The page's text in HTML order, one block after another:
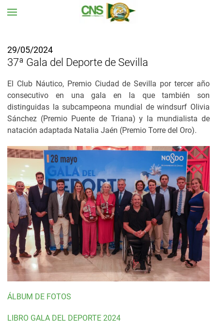
29/05/2024
37ª Gala del Deporte de Sevilla
El Club Náutico, Premio Ciudad de Sevilla por tercer año
consecutivo en una gala en la que también son
distinguidas la subcampeona mundial de windsurf Olivia
Sánchez (Premio Puente de Triana) y la mundialista de
natación adaptada Natalia Jaén (Premio Torre del Oro).
ÁLBUM DE FOTOS
LIBRO GALA DEL DEPORTE 2024